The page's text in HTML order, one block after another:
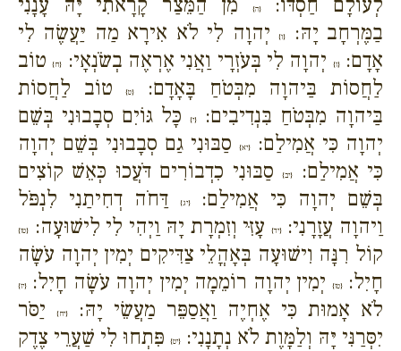
{ה}
בַמֶּרְחָב יָהּ:
{ו}יְהוָה לִי לֹא אִירָא מַה יַּעֲשֶׂה לִי
אָדָם:{ז} יְהוָה לִי בְּעֹזְרָי וַאֲנִי אֶרְאֶה בְשֹׂנְאָי: {ח}טוֹב
לַחֲסוֹת בַּיהוָה מִבְּטֹחַ בָּאָדָם:
{ט}טוֹב לַחֲסוֹת
בַּיהוָה מִבְּטֹחַ בִּנְדִיבִים:
{י}
כָּל גּוֹיִם סְבָבוּנִי בְּשֵׁם
יְהוָה כִּי אֲמִילַם:
{יא}
סַבּוּנִי גַם סְבָבוּנִי בְּשֵׁם יְהוָה
כִּי אֲמִילַם:
{יב}סַבּוּנִי כִדְבוֹרִים דֹּעֲכוּ כְּאֵשׁ קוֹצִים
בְּשֵׁם יְהוָה כִּי אֲמִילַם:{יג}
דַּחֹה דְחִיתַנִי לִנְפֹּל
וַיהוָה עֲזָרָנִי:{יד} עָזִּי וְזִמְרָת יָהּ וַיְהִי לִי לִישׁוּעָה: {טו}
קוֹל רִנָּה וִישׁוּעָה בְּאָהֳלֵי צַדִּיקִים יְמִין יְהוָה עֹשָׂה
חָיִל:{טז} יְמִין יְהוָה רוֹמֵמָה יְמִין יְהוָה עֹשָׂה חָיִל: {יז}
לֹא אָמוּת כִּי אֶחְיֶה וַאֲסַפֵּר מַעֲשֵׂי יָהּ: {יח}
יַסֹּר
יִסְּרַנִּי יָּהּ וְלַמָּוֶת לֹא נְתָנָנִי:
{יט} פִּתְחוּ לִי שַׁעֲרֵי צֶדֶק